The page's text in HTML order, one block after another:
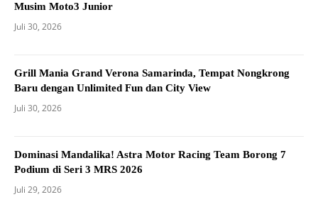
Musim Moto3 Junior
Juli 30, 2026
Grill Mania Grand Verona Samarinda, Tempat Nongkrong
Baru dengan Unlimited Fun dan City View
Juli 30, 2026
Dominasi Mandalika! Astra Motor Racing Team Borong 7
Podium di Seri 3 MRS 2026
Juli 29, 2026